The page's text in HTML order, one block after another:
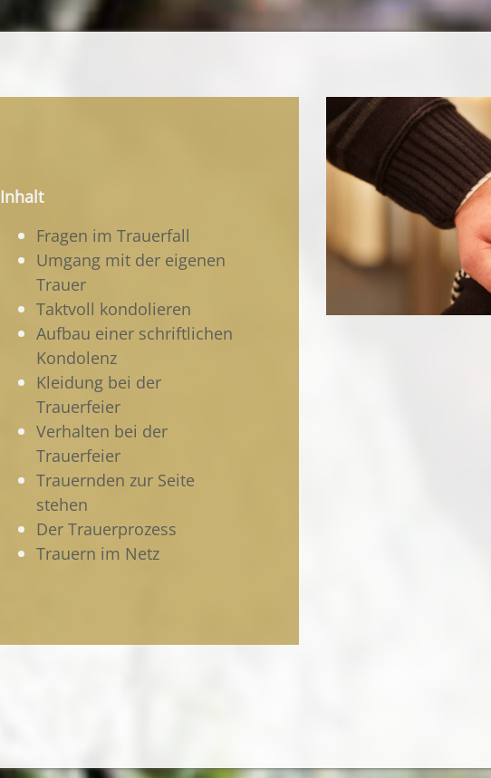
Inhalt
Fragen im Trauerfall
Umgang mit der eigenen
Trauer
Taktvoll kondolieren
Aufbau einer schriftlichen
Kondolenz
Kleidung bei der
Trauerfeier
Verhalten bei der
Trauerfeier
Trauernden zur Seite
stehen
Der Trauerprozess
Trauern im Netz